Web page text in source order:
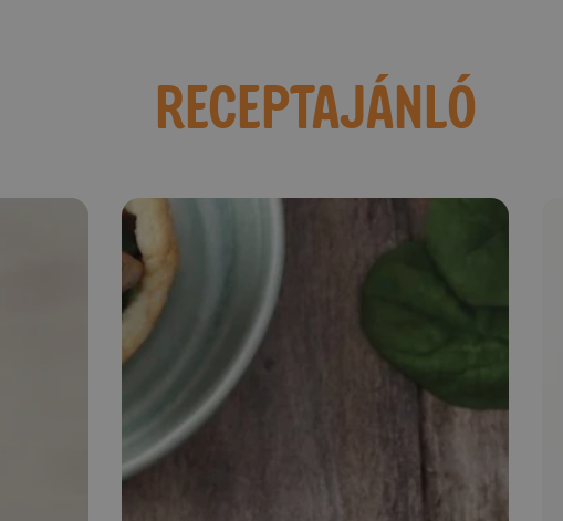
RECEPTAJÁNLÓ